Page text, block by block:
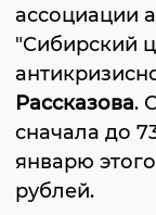
ассоциации
"Сибирский
Рассказова.
сначала до
январю
рублей.